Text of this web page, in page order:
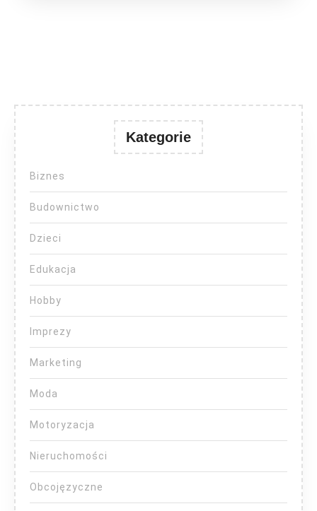
Kategorie
Biznes
Budownictwo
Dzieci
Edukacja
Hobby
Imprezy
Marketing
Moda
Motoryzacja
Nieruchomości
Obcojęzyczne